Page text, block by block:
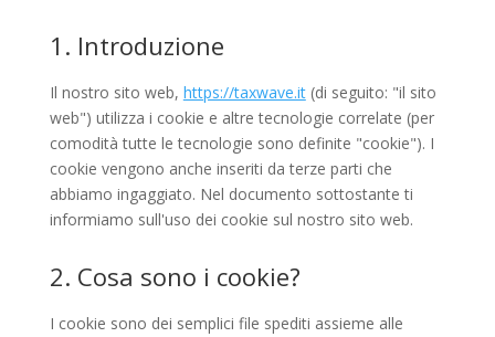
🧮
Simulatore
tasse
Stime in
reale
🔐 Area clienti
Accedi e
gestisci tutto
❓
1. Introduzione
Il nostro sito web, https://taxwave.it(di seguito: "il sito
web") utilizza i cookie e altre tecnologie correlate (per
comodità tutte le tecnologie sono definite "cookie"). I
cookie vengono anche inseriti da terze parti che
abbiamo ingaggiato. Nel documento sottostante ti
informiamo sull'uso dei cookie sul nostro sito web.
2. Cosa sono i cookie?
I cookie sono dei semplici file spediti assieme alle